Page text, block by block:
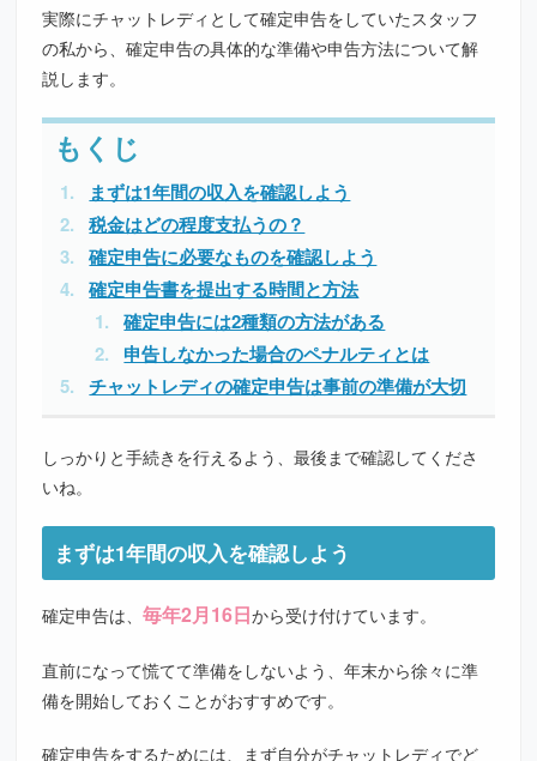
実際にチャットレディとして確定申告をしていたスタッフ
の私から、確定申告の具体的な準備や申告方法について解
説します。
まずは1年間の収入を確認しよう
税金はどの程度支払うの？
確定申告に必要なものを確認しよう
確定申告書を提出する時間と方法
確定申告には2種類の方法がある
申告しなかった場合のペナルティとは
チャットレディの確定申告は事前の準備が大切
しっかりと手続きを行えるよう、最後まで確認してくださ
いね。
まずは1年間の収入を確認しよう
確定申告は、毎年2月16日から受け付けています。
直前になって慌てて準備をしないよう、年末から徐々に準
備を開始しておくことがおすすめです。
確定申告をするためには、まず自分がチャットレディでど